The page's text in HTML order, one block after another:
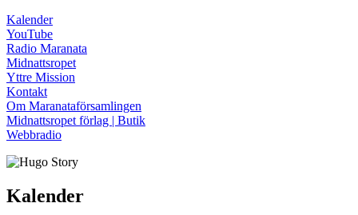
Kalender
YouTube
Radio Maranata
Midnattsropet
Yttre Mission
Kontakt
Om Maranataförsamlingen
Midnattsropet förlag | Butik
Webbradio
Kalender